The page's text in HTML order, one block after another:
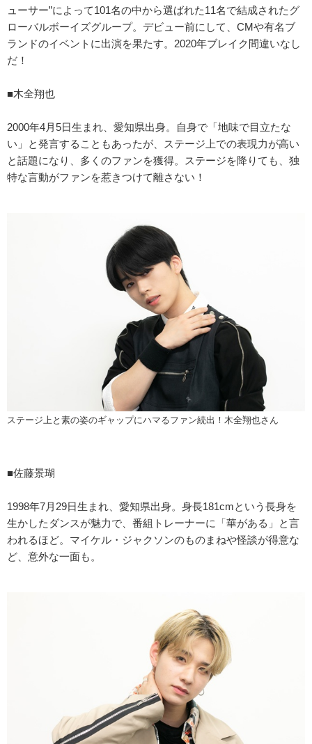
ューサー”によって101名の中から選ばれた11名で結成されたグ
ローバルボーイズグループ。デビュー前にして、CMや有名ブ
ランドのイベントに出演を果たす。2020年ブレイク間違いなし
だ！
■木全翔也
2000年4月5日生まれ、愛知県出身。自身で「地味で目立たな
い」と発言することもあったが、ステージ上での表現力が高い
と話題になり、多くのファンを獲得。ステージを降りても、独
特な言動がファンを惹きつけて離さない！
ステージ上と素の姿のギャップにハマるファン続出！木全翔也さん
■佐藤景瑚
1998年7月29日生まれ、愛知県出身。身長181cmという長身を
生かしたダンスが魅力で、番組トレーナーに「華がある」と言
われるほど。マイケル・ジャクソンのものまねや怪談が得意な
ど、意外な一面も。